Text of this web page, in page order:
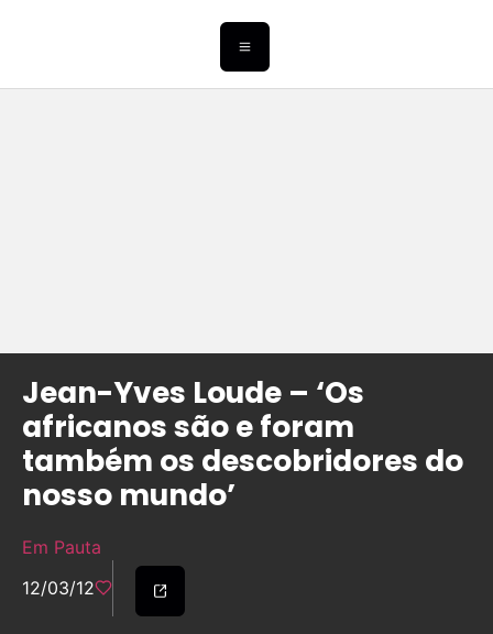
Jean-Yves Loude – ‘Os
africanos são e foram
também os descobridores do
nosso mundo’
Em Pauta
12/03/12